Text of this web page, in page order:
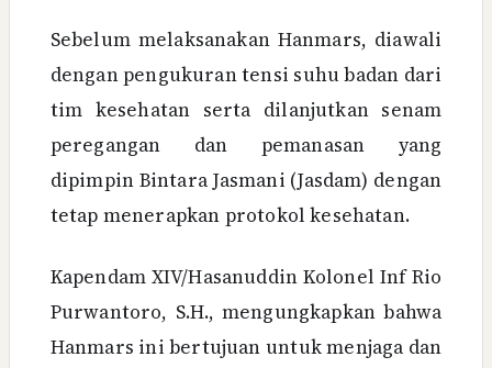
Sebelum melaksanakan Hanmars, diawali
dengan pengukuran tensi suhu badan dari
tim kesehatan serta dilanjutkan senam
peregangan dan pemanasan yang
dipimpin Bintara Jasmani (Jasdam) dengan
tetap menerapkan protokol kesehatan.
Kapendam XIV/Hasanuddin Kolonel Inf Rio
Purwantoro, S.H., mengungkapkan bahwa
Hanmars ini bertujuan untuk menjaga dan